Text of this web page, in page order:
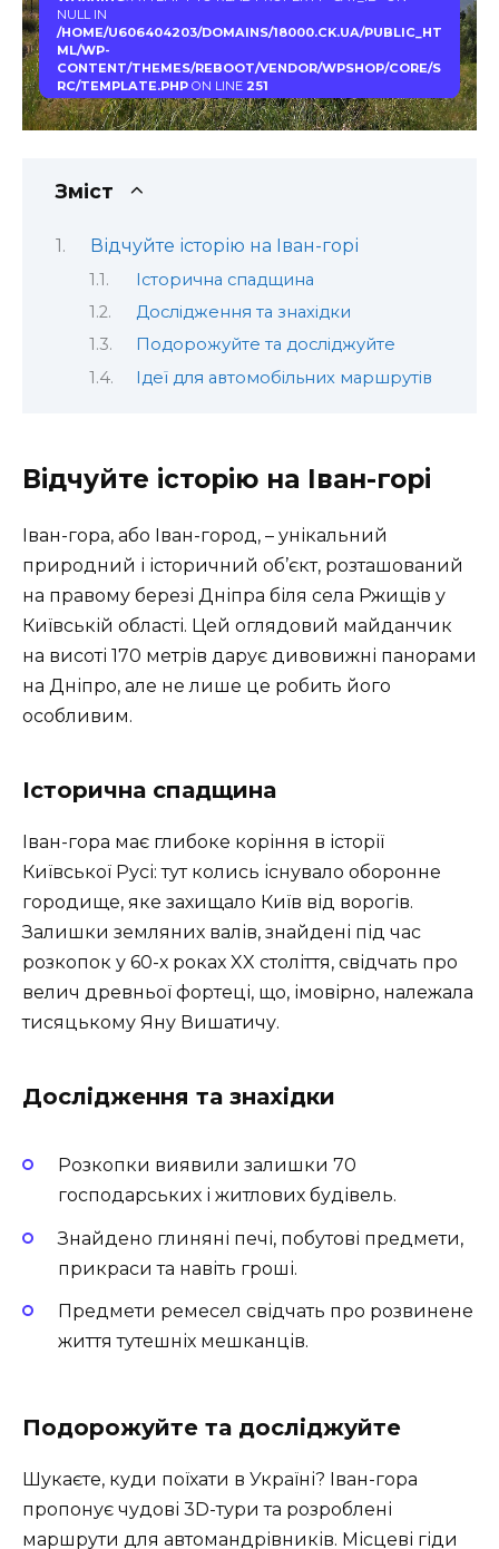
NULL IN
/HOME/U606404203/DOMAINS/18000.CK.UA/PUBLIC_HT
ML/WP-
CONTENT/THEMES/REBOOT/VENDOR/WPSHOP/CORE/S
RC/TEMPLATE.PHPON LINE 251
Зміст
Відчуйте історію на Іван-горі
Історична спадщина
Дослідження та знахідки
Подорожуйте та досліджуйте
Ідеї для автомобільних маршрутів
Відчуйте історію на Іван-горі
Іван-гора, або Іван-город, – унікальний
природний і історичний об’єкт, розташований
на правому березі Дніпра біля села Ржищів у
Київській області. Цей оглядовий майданчик
на висоті 170 метрів дарує дивовижні панорами
на Дніпро, але не лише це робить його
особливим.
Історична спадщина
Іван-гора має глибоке коріння в історії
Київської Русі: тут колись існувало оборонне
городище, яке захищало Київ від ворогів.
Залишки земляних валів, знайдені під час
розкопок у 60-х роках XX століття, свідчать про
велич древньої фортеці, що, імовірно, належала
тисяцькому Яну Вишатичу.
Дослідження та знахідки
Розкопки виявили залишки 70
господарських і житлових будівель.
Знайдено глиняні печі, побутові предмети,
прикраси та навіть гроші.
Предмети ремесел свідчать про розвинене
життя тутешніх мешканців.
Подорожуйте та досліджуйте
Шукаєте, куди поїхати в Україні? Іван-гора
пропонує чудові 3D-тури та розроблені
маршрути для автомандрівників. Місцеві гіди